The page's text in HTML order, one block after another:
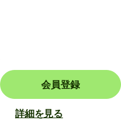
会員登録
詳細を見る